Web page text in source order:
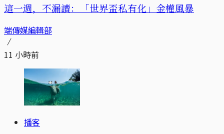
這一週，不漏讀：「世界盃私有化」金權風暴
端傳媒編輯部
11 小時前
播客